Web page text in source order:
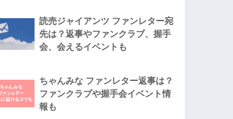
読売ジャイアンツ ファンレター宛
先は？返事やファンクラブ、握手
会、会えるイベントも
ちゃんみな ファンレター返事は？
ファンクラブや握手会イベント情
報も